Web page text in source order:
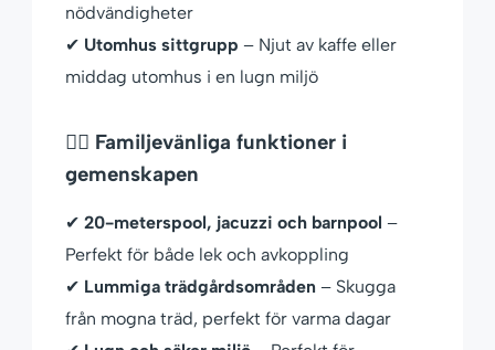
nödvändigheter
✔ Utomhus sittgrupp – Njut av kaffe eller
middag utomhus i en lugn miljö
🏊‍♀️ Familjevänliga funktioner i
gemenskapen
✔ 20-meterspool, jacuzzi och barnpool –
Perfekt för både lek och avkoppling
✔ Lummiga trädgårdsområden – Skugga
från mogna träd, perfekt för varma dagar